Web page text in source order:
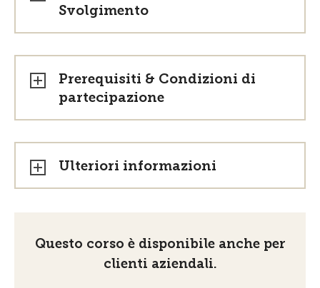
Svolgimento
Prerequisiti & Condizioni di
partecipazione
Ulteriori informazioni
Questo corso è disponibile anche per
clienti aziendali.